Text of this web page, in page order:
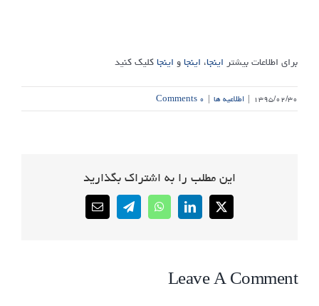
برای اطلاعات بیشتراینجا، اینجاواینجاکلیک کنید
۱۳۹۵/۰۲/۳۰ | اطلاعیه ها | ۰ Comments
این مطلب را به اشتراک بگذارید
X
LinkedIn
WhatsApp
Telegram
Email
Leave A Comment